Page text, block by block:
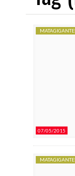
07/05/2015